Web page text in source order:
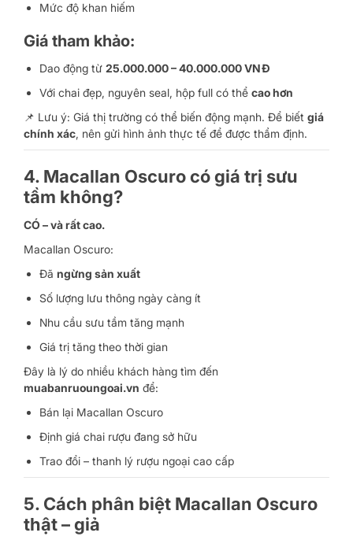
Mức độ khan hiếm
Giá tham khảo:
Dao động từ 25.000.000 – 40.000.000 VNĐ
Với chai đẹp, nguyên seal, hộp full có thể cao hơn
📌 Lưu ý: Giá thị trường có thể biến động mạnh. Để biết giá
chính xác, nên gửi hình ảnh thực tế để được thẩm định.
4. Macallan Oscuro có giá trị sưu
tầm không?
CÓ – và rất cao.
Macallan Oscuro:
Đã ngừng sản xuất
Số lượng lưu thông ngày càng ít
Nhu cầu sưu tầm tăng mạnh
Giá trị tăng theo thời gian
Đây là lý do nhiều khách hàng tìm đến
muabanruoungoai.vn để:
Bán lại Macallan Oscuro
Định giá chai rượu đang sở hữu
Trao đổi – thanh lý rượu ngoại cao cấp
5. Cách phân biệt Macallan Oscuro
thật – giả